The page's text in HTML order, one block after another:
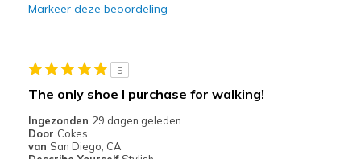
For work. On my feet a lot at work.
Sizing
Feels true to size
View On Shoes
Shoes are for Wearing
Markeer deze beoordeling
5
The only shoe I purchase for walking!
Ingezonden 29 dagen geleden
Door Cokes
van San Diego, CA